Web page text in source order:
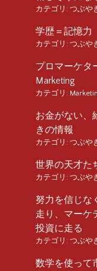
カテゴリ: つぶや
学歴＝記憶力
カテゴリ: つぶや
プロマーケタ
Marketing
カテゴリ:
お金がない、
きの情報
カテゴリ: つぶや
世界の天才た
カテゴリ: つぶや
努力を信じな
走り、マーケ
投資に走る
カテゴリ: つぶや
数学を使って